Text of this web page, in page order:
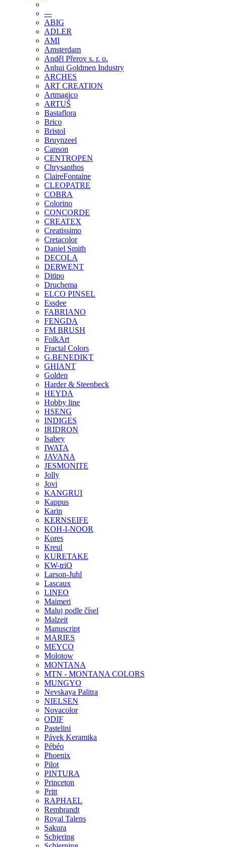
---
ABIG
ADLER
AMI
Amsterdam
Anděl Přerov s. r. o.
Anhui Goldmen Industry
ARCHES
ART CREATION
Artmagico
ARTUŠ
Bastaflora
Brico
Bristol
Bruynzeel
Canson
CENTROPEN
Chrysanthos
ClaireFontaine
CLEOPATRE
COBRA
Colorino
CONCORDE
CREATEX
Creatissimo
Cretacolor
Daniel Smith
DECOLA
DERWENT
Ditipo
Druchema
ELCO PINSEL
Essdee
FABRIANO
FENGDA
FM BRUSH
FolkArt
Fractal Colors
G.BENEDIKT
GHIANT
Golden
Harder & Steenbeck
HEYDA
Hobby line
HSENG
INDIGES
IRIDRON
Isabey
IWATA
JAVANA
JESMONITE
Jolly
Jovi
KANGRUI
Kappus
Karin
KERNSEIFE
KOH-I-NOOR
Kores
Kreul
KURETAKE
KW-triO
Larson-Juhl
Lascaux
LINEO
Maimeri
Maluj podle čísel
Malzeit
Manuscript
MARIES
MEYCO
Molotow
MONTANA
MTN - MONTANA COLORS
MUNGYO
Nevskaya Palitra
NIELSEN
Novacolor
ODIF
Pastelini
Pávek Keramika
Pébéo
Phoenix
Pilot
PINTURA
Princeton
Pritt
RAPHAEL
Rembrandt
Royal Talens
Sakura
Schjering